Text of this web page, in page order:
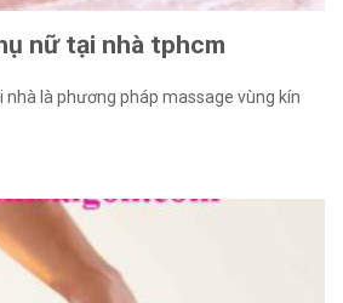
nữ tại nhà tphcm
là phương pháp massage vùng kín